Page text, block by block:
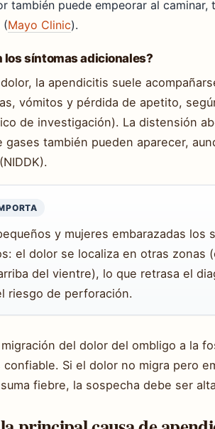
también puede empeorar al caminar,
(Mayo Clinic).
los síntomas adicionales?
la apendicitis suele
vómitos y pérdida de apetito,
de investigación). La distensión
gases también pueden aparecer,
y mujeres embarazadas los
el dolor se localiza en otras zonas
del vientre), lo que retrasa el
riesgo de perforación.
migración del dolor del ombligo a la
confiable. Si el dolor no migra pero
fiebre, la sospecha debe ser